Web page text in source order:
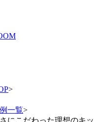
>
一覧>
にこだわった理想のキッ